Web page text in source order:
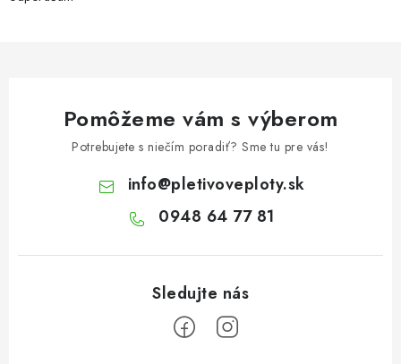
Pomôžeme vám s výberom
Potrebujete s niečím poradiť? Sme tu pre vás!
info@pletivoveploty.sk
0948 64 77 81